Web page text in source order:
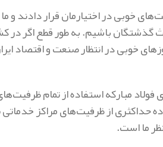
گذشتگان باشیم. به طور قطع اگر
خوبی در انتظار صنعت و اقتصاد
مبارکه استفاده از تمام
حداکثری از ظرفیت‌های مراکز
ما است.